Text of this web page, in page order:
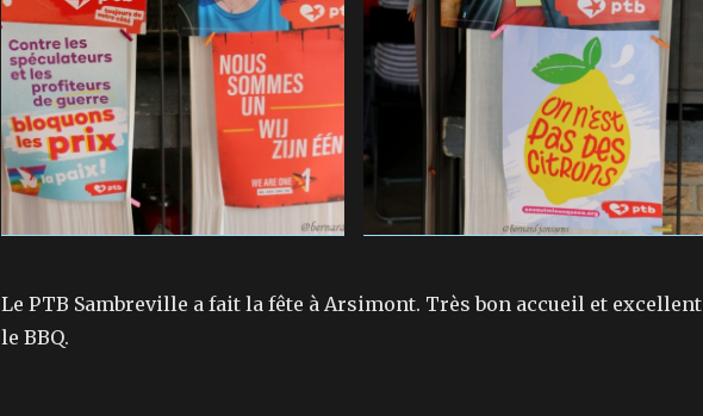
Le PTB Sambreville a fait la fête à Arsimont. Très bon accueil et excellent
le BBQ.